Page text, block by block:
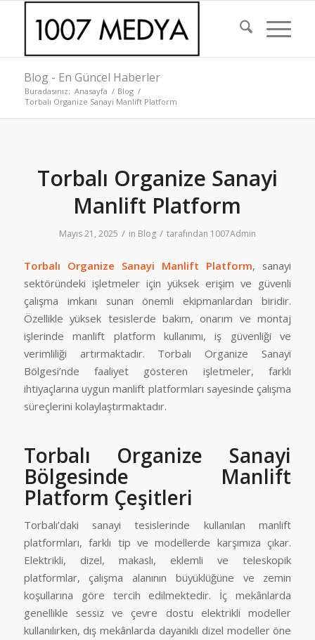
Blog - En Güncel Haberler
Buradasınız: Anasayfa / Blog /
Torbalı Organize Sanayi Manlift Platform
Torbalı Organize Sanayi
Manlift Platform
Mayıs 21, 2025 / in Blog / tarafından 1007Admin
Torbalı Organize Sanayi Manlift Platform, sanayi
sektöründeki işletmeler için yüksek erişim ve güvenli
çalışma imkanı sunan önemli ekipmanlardan biridir.
Özellikle yüksek tesislerde bakım, onarım ve montaj
işlerinde manlift platform kullanımı, iş güvenliği ve
verimliliği artırmaktadır. Torbalı Organize Sanayi
Bölgesi’nde faaliyet gösteren işletmeler, farklı
ihtiyaçlarına uygun manlift platformları sayesinde çalışma
süreçlerini kolaylaştırmaktadır.
Torbalı Organize Sanayi
Bölgesinde Manlift
Platform Çeşitleri
Torbalı’daki sanayi tesislerinde kullanılan manlift
platformları, farklı tip ve modellerde karşımıza çıkar.
Elektrikli, dizel, makaslı, eklemli ve teleskopik
platformlar, çalışma alanının büyüklüğüne ve zemin
koşullarına göre tercih edilmektedir. İç mekânlarda
genellikle sessiz ve çevre dostu elektrikli modeller
kullanılırken, dış mekânlarda dayanıklı dizel modeller öne